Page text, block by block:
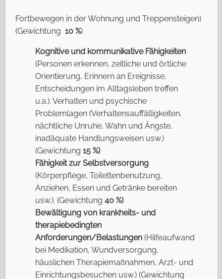
Fortbewegen in der Wohnung und Treppensteigen)
(Gewichtung 10 %)
Kognitive und kommunikative Fähigkeiten
(Personen erkennen, zeitliche und örtliche
Orientierung, Erinnern an Ereignisse,
Entscheidungen im Alltagsleben treffen
u.a.). Verhalten und psychische
Problemlagen (Verhaltensauffälligkeiten,
nächtliche Unruhe, Wahn und Ängste,
inadäquate Handlungsweisen usw.)
(Gewichtung 15 %)
Fähigkeit zur Selbstversorgung
(Körperpflege, Toilettenbenutzung,
Anziehen, Essen und Getränke bereiten
usw.). (Gewichtung 40 %)
Bewältigung von krankheits- und
therapiebedingten
Anforderungen/Belastungen (Hilfeaufwand
bei Medikation, Wundversorgung,
häuslichen Therapiemaßnahmen, Arzt- und
Einrichtungsbesuchen usw.) (Gewichtung